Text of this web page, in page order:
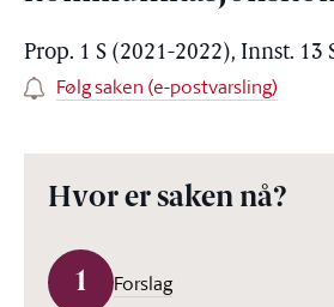
Prop. 1 S (2021-2022), Innst. 13
Følg saken (e-postvarsling)
Hvor er saken nå?
1 Forslag